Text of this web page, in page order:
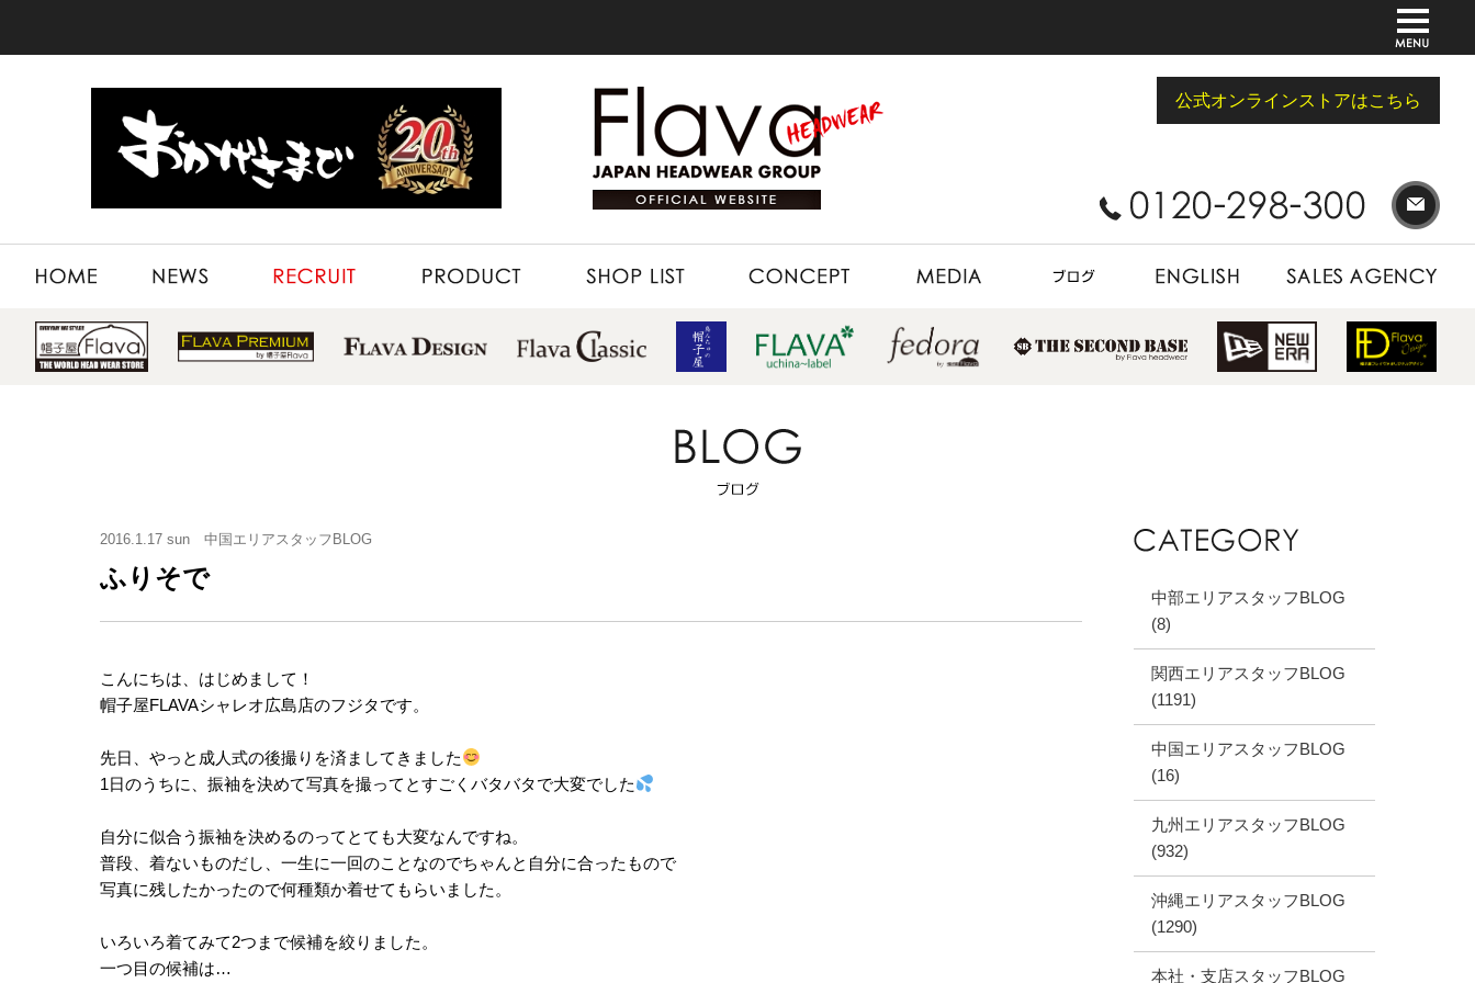
公式オンラインストアはこちら
2016.1.17 sun 中国エリアスタッフBLOG
ふりそで
こんにちは、はじめまして！
帽子屋FLAVAシャレオ広島店のフジタです。
先日、やっと成人式の後撮りを済ましてきました
1日のうちに、振袖を決めて写真を撮ってとすごくバタバタで大変でした
自分に似合う振袖を決めるのってとても大変なんですね。
普段、着ないものだし、一生に一回のことなのでちゃんと自分に合ったもので
写真に残したかったので何種類か着せてもらいました。
いろいろ着てみて2つまで候補を絞りました。
一つ目の候補は…
中部エリアスタッフBLOG
(8)
関西エリアスタッフBLOG
(1191)
中国エリアスタッフBLOG
(16)
九州エリアスタッフBLOG
(932)
沖縄エリアスタッフBLOG
(1290)
本社・支店スタッフBLOG